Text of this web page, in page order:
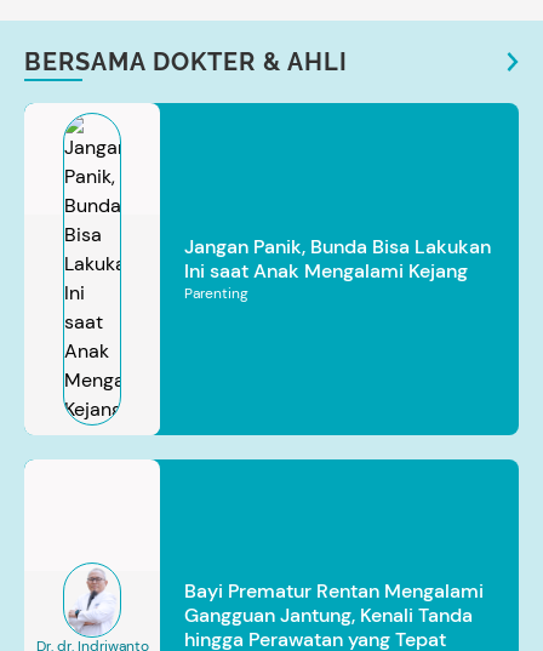
BERSAMA DOKTER & AHLI
Jangan Panik, Bunda Bisa Lakukan
Ini saat Anak Mengalami Kejang
Parenting
Dr. dr. Indriwanto
Bayi Prematur Rentan Mengalami
Gangguan Jantung, Kenali Tanda
hingga Perawatan yang Tepat